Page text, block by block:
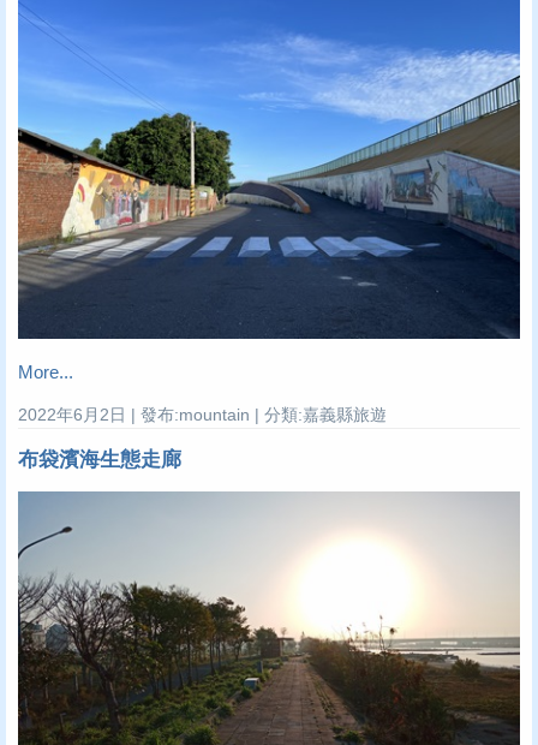
More...
2022年6月2日 | 發布:mountain | 分類:嘉義縣旅遊
布袋濱海生態走廊